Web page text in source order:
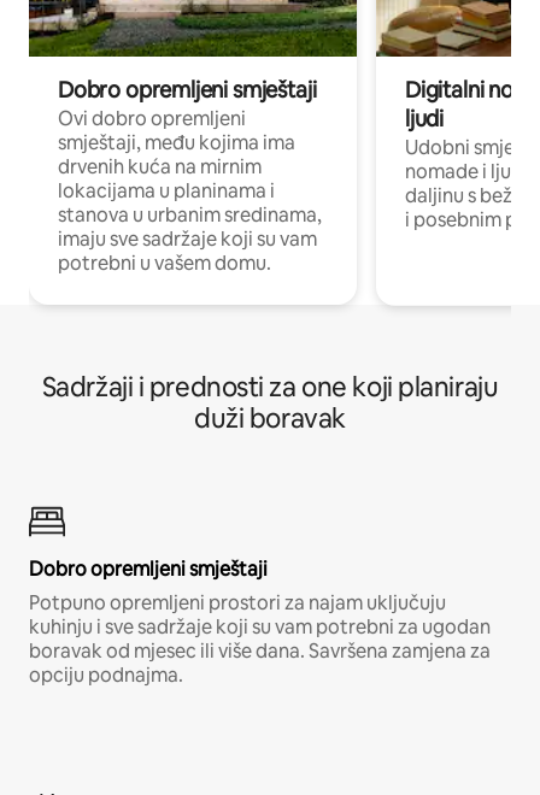
Dobro opremljeni smještaji
Ovi dobro opremljeni
smještaji, među kojima ima
drvenih kuća na mirnim
lokacijama u planinama i
stanova u urbanim sredinama,
imaju sve sadržaje koji su vam
potrebni u vašem domu.
Digitalni
ljudi
Udobni
nomade i ljude
daljinu s
i posebnim
Sadržaji i prednosti za one koji planiraju
duži boravak
Dobro opremljeni smještaji
Potpuno opremljeni prostori za najam uključuju
kuhinju i sve sadržaje koji su vam potrebni za ugodan
boravak od mjesec ili više dana. Savršena zamjena za
opciju podnajma.